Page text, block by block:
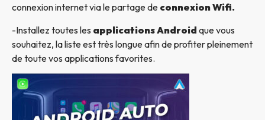
connexion internet via le partage de connexion Wifi.
-Installez toutes les applications Android que vous
souhaitez, la liste est très longue afin de profiter pleinement
de toute vos applications favorites.